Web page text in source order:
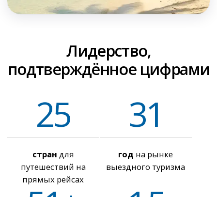
для
путешествий на
годна рынке
выездного туризма
городвылета из
России
1,5
млнтуристов в год